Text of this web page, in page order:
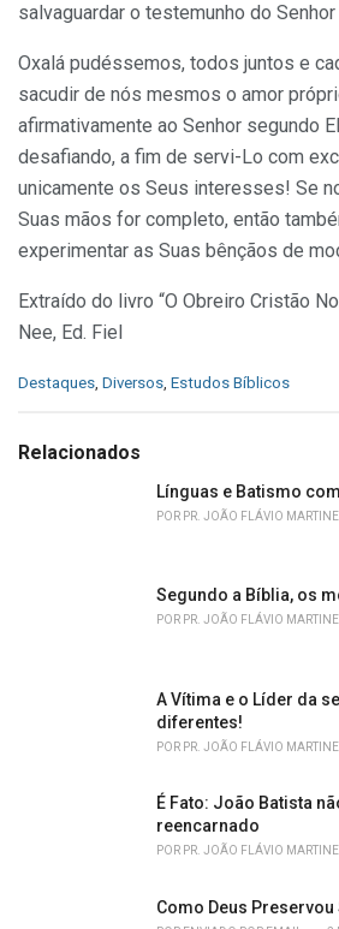
salvaguardar o testemunho do Senhor
Oxalá pudéssemos, todos juntos e
sacudir de nós mesmos o amor
afirmativamente ao Senhor segundo
desafiando, a fim de servi-Lo com
unicamente os Seus interesses! Se
Suas mãos for completo, então
experimentar as Suas bênçãos de
Extraído do livro “O Obreiro Cristão
Nee, Ed. Fiel
C
e
Destaques, Diversos, Estudos Bíblicos
Relacionados
Línguas e Batismo
POR PR. JOÃO FLÁVIO
Segundo a Bíblia, os
POR PR. JOÃO FLÁVIO
A Vítima e o Líder da
diferentes!
POR PR. JOÃO FLÁVIO
É Fato: João Batista
reencarnado
POR PR. JOÃO FLÁVIO
Como Deus Preservou